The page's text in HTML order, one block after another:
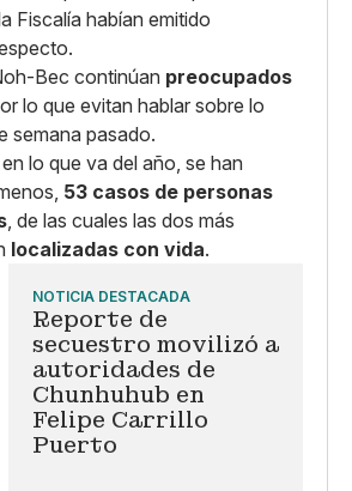
Fiscalía habían emitido
Bec continúan preocupados
lo que evitan hablar sobre lo
semana pasado.
lo que va del año, se han
53 casos de personas
, de las cuales las dos más
localizadas con vida.
NOTICIA DESTACADA
Reporte de
secuestro movilizó a
autoridades de
Chunhuhub en
Felipe Carrillo
Puerto